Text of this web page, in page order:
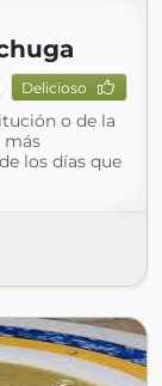
Delicioso
o de la
más
los días que